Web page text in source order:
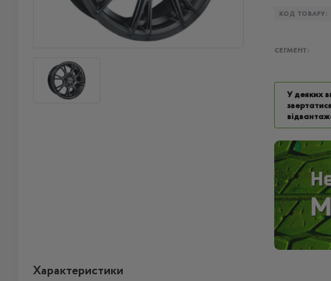
КОД ТОВАРУ:
СЕГМЕНТ:
У деяких
Характеристики